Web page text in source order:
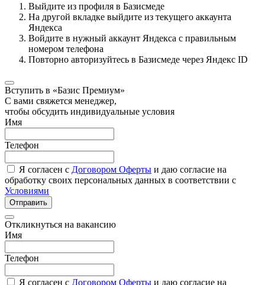
Выйдите из профиля в Базисмеде
На другой вкладке выйдите из текущего аккаунта
Яндекса
Войдите в нужный аккаунт Яндекса с правильным
номером телефона
Повторно авторизуйтесь в Базисмеде через Яндекс ID
Вступить в «Базис Премиум»
С вами свяжется менеджер,
чтобы обсудить индивидуальные условия
Имя
Телефон
Я согласен с Договором Оферты и даю согласие на
обработку своих персональных данных в соответствии с
Условиями
Отправить
Откликнуться на вакансию
Имя
Телефон
Я согласен с Договором Оферты и даю согласие на